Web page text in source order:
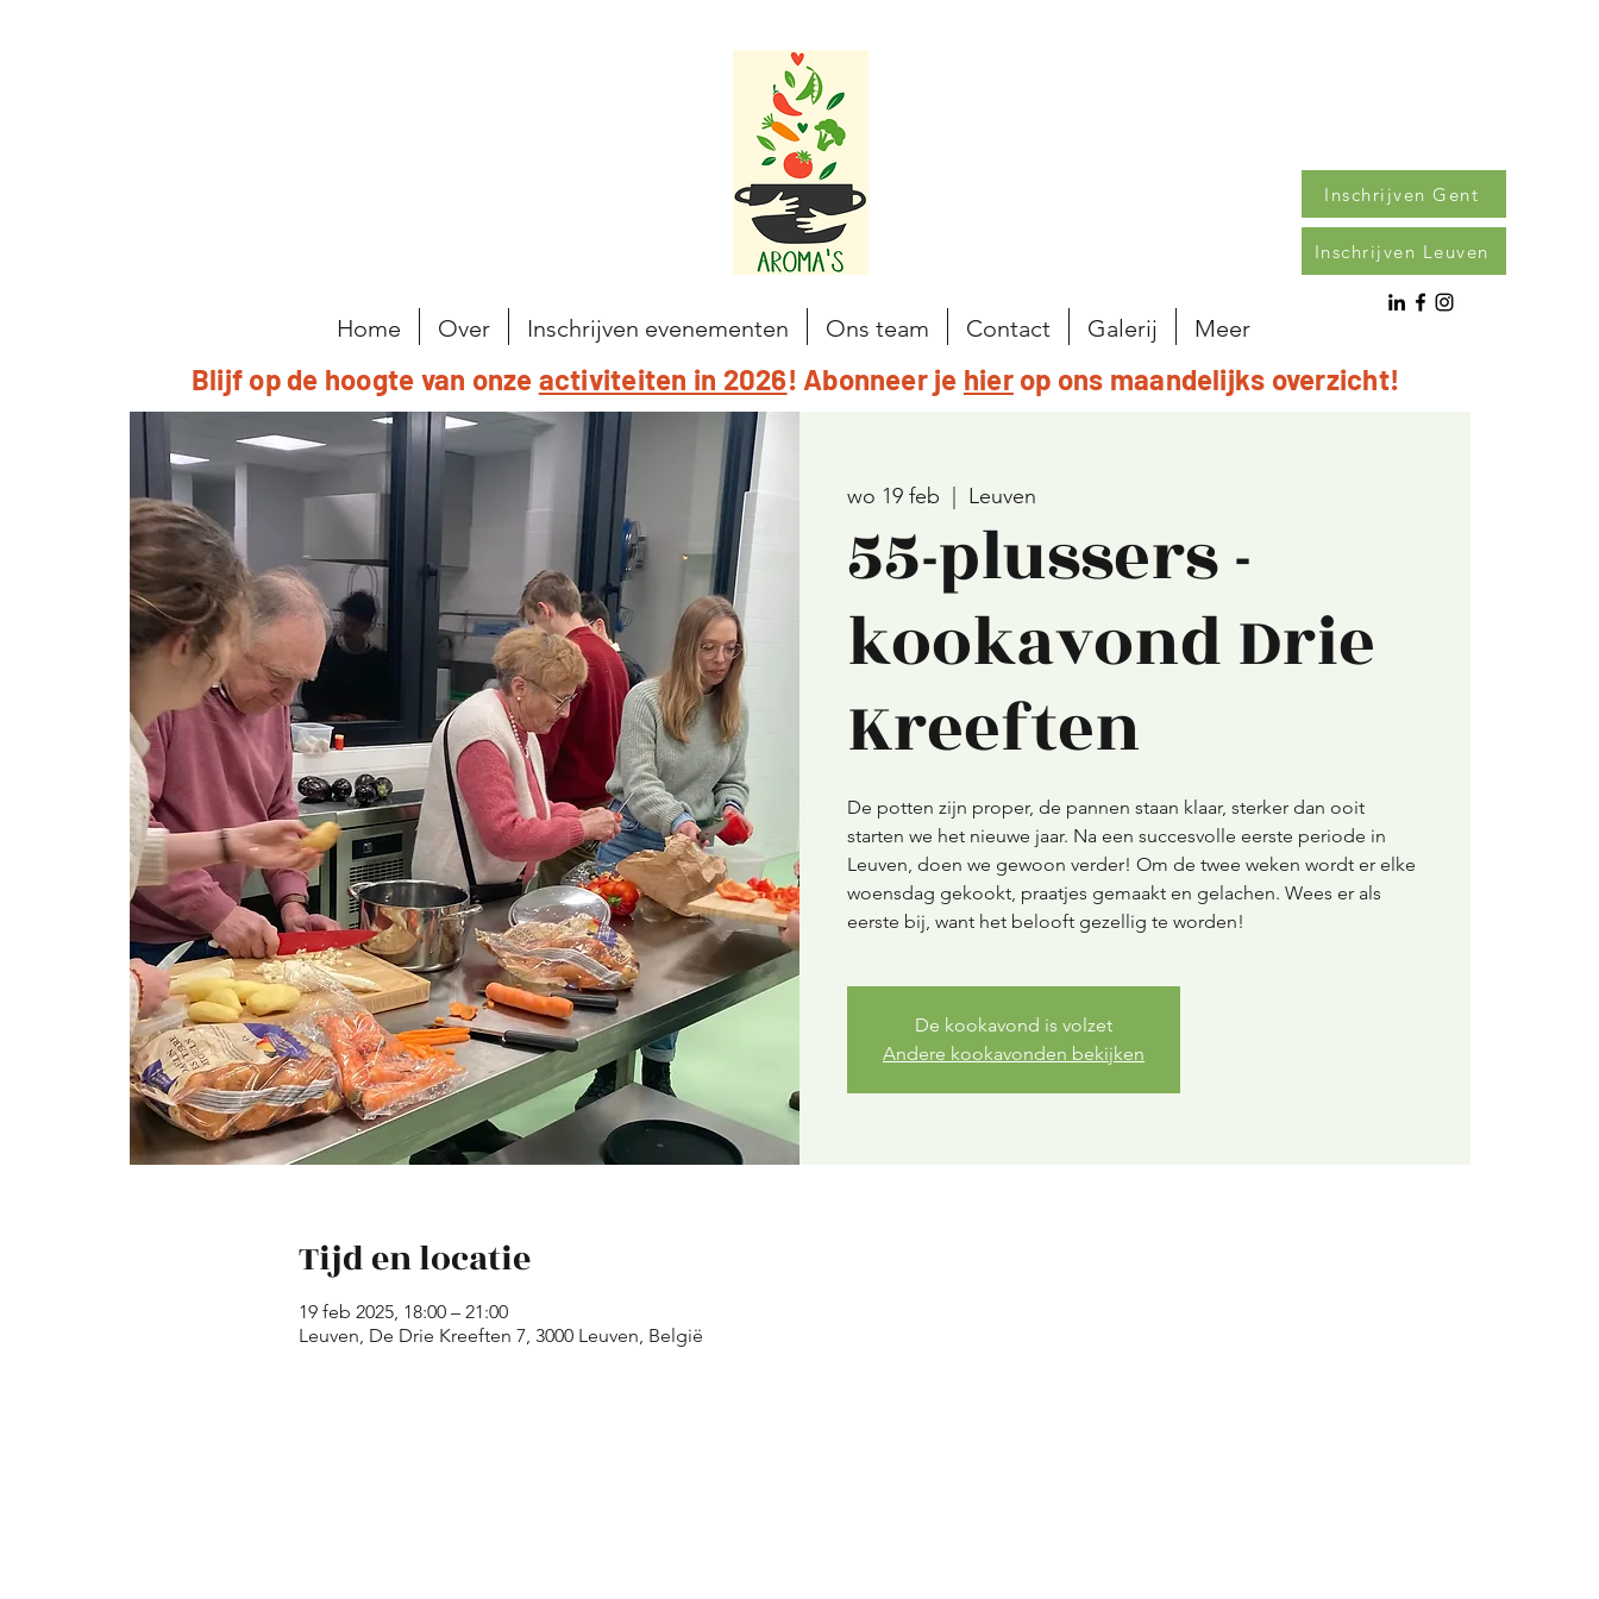
Inschrijven Gent
Inschrijven Leuven
Home Over Inschrijven evenementen Ons team Contact Galerij Meer
Blijf op de hoogte van onze activiteiten in 2026! Abonneer je hierop ons maandelijks overzicht!
wo 19 feb Leuven
55-plussers -
kookavond Drie
Kreeften
De potten zijn proper, de pannen staan klaar, sterker dan ooit
starten we het nieuwe jaar. Na een succesvolle eerste periode in
Leuven, doen we gewoon verder! Om de twee weken wordt er elke
woensdag gekookt, praatjes gemaakt en gelachen. Wees er als
eerste bij, want het belooft gezellig te worden!
De kookavond is volzet
Andere kookavonden bekijken
Tijd en locatie
19 feb 2025, 18:00 – 21:00
Leuven, De Drie Kreeften 7, 3000 Leuven, België